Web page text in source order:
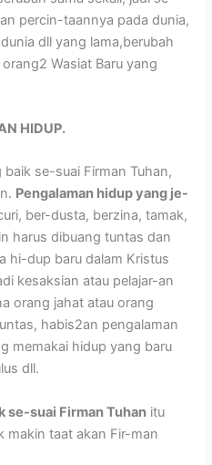
percin-taannya pada dunia,
dll yang lama,berubah
Wasiat Baru yang
HIDUP.
se-suai Firman Tuhan,
Pengalaman hidup yang je-
ber-dusta, berzina, tamak,
harus dibuang tuntas dan
hi-dup baru dalam Kristus
kesaksian atau pelajar-an
orang jahat atau orang
habis2an pengalaman
memakai hidup yang baru
dll.
se-suai Firman Tuhan itu
makin taat akan Fir-man